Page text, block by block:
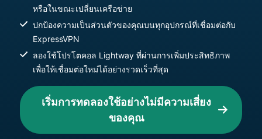
หรือในขณะเปลี่ยนเครือข่าย
ปกป้องความเป็นส่วนตัวของคุณบนทุกอุปกรณ์ที่เชื่อมต่อกับ
ExpressVPN
ลองใช้โปรโตคอล Lightway ที่ผ่านการเพิ่มประสิทธิภาพ
เพื่อให้เชื่อมต่อใหม่ได้อย่างรวดเร็วที่สุด
เริ่มการทดลองใช้อย่างไม่มีความเสี่ยง
ของคุณ